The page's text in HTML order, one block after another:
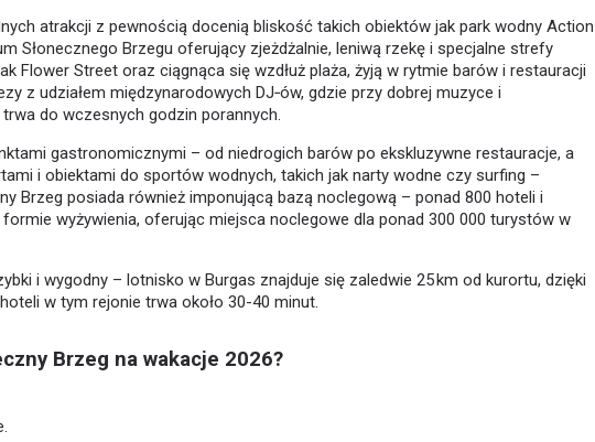
atrakcji z pewnością docenią bliskość takich obiektów jak park wodny Action
Słonecznego Brzegu oferujący zjeżdżalnie, leniwą rzekę i specjalne strefy
Flower Street oraz ciągnąca się wzdłuż plaża, żyją w rytmie barów i restauracji
z udziałem międzynarodowych DJ‑ów, gdzie przy dobrej muzyce i
do wczesnych godzin porannych.
gastronomicznymi – od niedrogich barów po ekskluzywne restauracje, a
i obiektami do sportów wodnych, takich jak narty wodne czy surfing –
Brzeg posiada również imponującą bazą noclegową – ponad 800 hoteli i
wyżywienia, oferując miejsca noclegowe dla ponad 300 000 turystów w
i wygodny – lotnisko w Burgas znajduje się zaledwie 25 km od kurortu, dzięki
w tym rejonie trwa około 30-40 minut.
Brzeg na wakacje 2026?